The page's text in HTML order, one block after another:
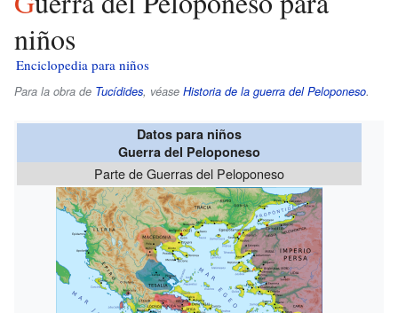
niños
Enciclopedia para niños
Para la obra de Tucídides, véase Historia de la guerra del Peloponeso.
Datos para niños
Guerra del Peloponeso
Parte de Guerras del Peloponeso